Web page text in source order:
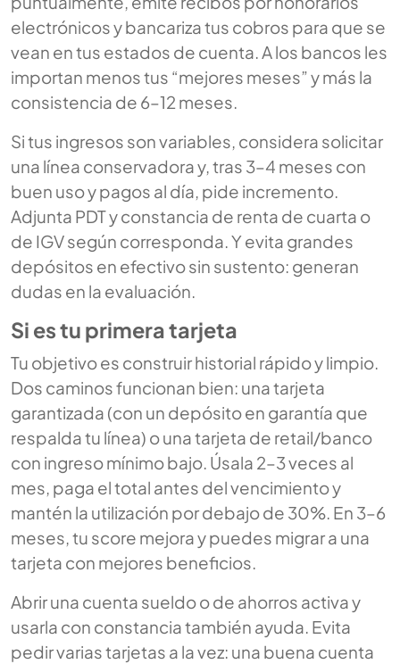
electrónicos y bancariza tus cobros para que se
vean en tus estados de cuenta. A los bancos les
importan menos tus “mejores meses” y más la
consistencia de 6–12 meses.
Si tus ingresos son variables, considera solicitar
una línea conservadora y, tras 3–4 meses con
buen uso y pagos al día, pide incremento.
Adjunta PDT y constancia de renta de cuarta o
de IGV según corresponda. Y evita grandes
depósitos en efectivo sin sustento: generan
dudas en la evaluación.
Si es tu primera tarjeta
Tu objetivo es construir historial rápido y limpio.
Dos caminos funcionan bien: una tarjeta
garantizada (con un depósito en garantía que
respalda tu línea) o una tarjeta de retail/banco
con ingreso mínimo bajo. Úsala 2–3 veces al
mes, paga el total antes del vencimiento y
mantén la utilización por debajo de 30%. En 3–6
meses, tu score mejora y puedes migrar a una
tarjeta con mejores beneficios.
Abrir una cuenta sueldo o de ahorros activa y
usarla con constancia también ayuda. Evita
pedir varias tarjetas a la vez: una buena cuenta